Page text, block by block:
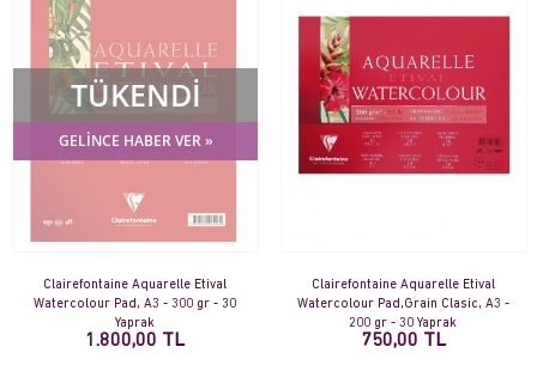
TÜKENDİ
GELİNCE HABER VER »
Clairefontaine Aquarelle Etival
Watercolour Pad, A3 - 300 gr - 30
Yaprak
1.800,00 TL
Clairefontaine Aquarelle Etival
Watercolour Pad,Grain Clasic, A3 -
200 gr - 30 Yaprak
750,00 TL